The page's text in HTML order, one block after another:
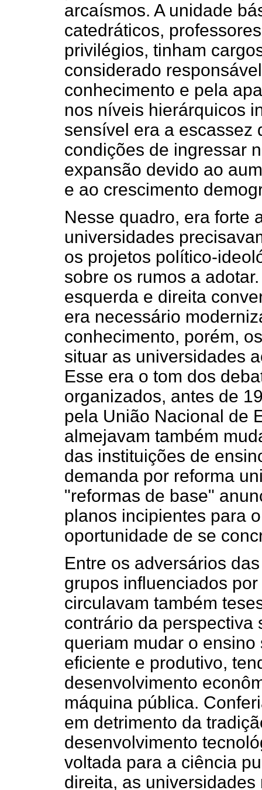
arcaísmos. A unidade
catedráticos,
privilégios, tinham
considerado
conhecimento e pela
nos níveis hierárquicos
sensível era a escassez
condições de ingressar
expansão devido ao
e ao crescimento
Nesse quadro, era forte
universidades
os projetos político-
sobre os rumos a
esquerda e direita
era necessário
conhecimento, porém,
situar as universidades
Esse era o tom dos
organizados, antes de
pela União Nacional de
almejavam também
das instituições de
demanda por reforma
"reformas de base"
planos incipientes para
oportunidade de se
Entre os adversários
grupos influenciados
circulavam também
contrário da perspectiva
queriam mudar o
eficiente e produtivo,
desenvolvimento
máquina pública.
em detrimento da
desenvolvimento
voltada para a ciência
direita, as